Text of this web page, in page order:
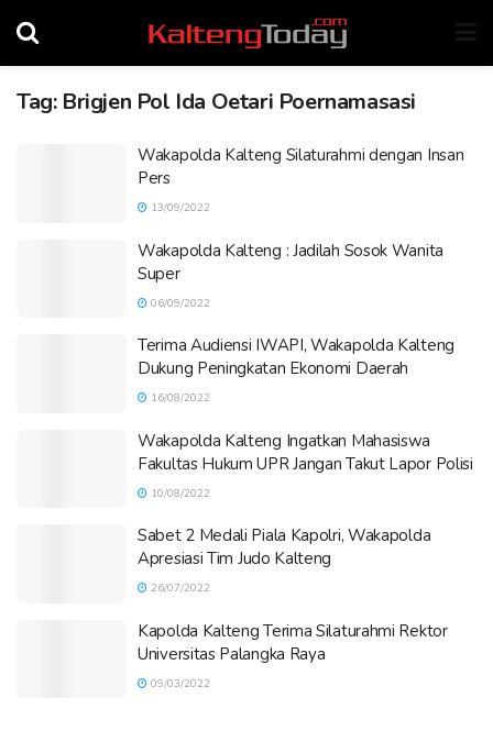
Tag: Brigjen Pol Ida Oetari Poernamasasi
Wakapolda Kalteng Silaturahmi dengan Insan
Pers
13/09/2022
Wakapolda Kalteng : Jadilah Sosok Wanita
Super
06/09/2022
Terima Audiensi IWAPI, Wakapolda Kalteng
Dukung Peningkatan Ekonomi Daerah
16/08/2022
Wakapolda Kalteng Ingatkan Mahasiswa
Fakultas Hukum UPR Jangan Takut Lapor Polisi
10/08/2022
Sabet 2 Medali Piala Kapolri, Wakapolda
Apresiasi Tim Judo Kalteng
26/07/2022
Kapolda Kalteng Terima Silaturahmi Rektor
Universitas Palangka Raya
09/03/2022